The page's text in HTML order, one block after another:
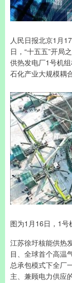
人民日报北京1月
日，“十五五”开
供热发电厂1号机
石化产业大规模耦
图为1月16日，1
江苏徐圩核能供热
目、全球首个高温
总承包模式下全厂
主、兼顾电力供应